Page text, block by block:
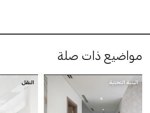
مواضيع ذات صلة
البنية التحتية النقل